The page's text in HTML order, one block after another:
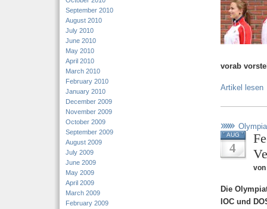
September 2010
August 2010
July 2010
June 2010
May 2010
April 2010
March 2010
February 2010
January 2010
December 2009
November 2009
October 2009
September 2009
August 2009
July 2009
June 2009
May 2009
April 2009
March 2009
February 2009
vorab
Artikel lesen
Olympia
AUG
4
Die
IOC und